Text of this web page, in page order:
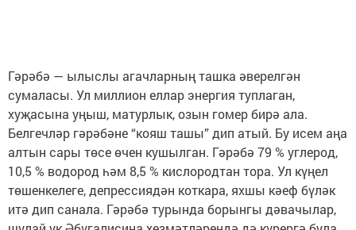
Гәрәбә — ылыслы агачларның ташка әверелгән
сумаласы. Ул миллион еллар энергия туплаган,
хуҗасына уңыш, матурлык, озын гомер бирә ала.
Белгечләр гәрәбәне “кояш ташы” дип атый. Бу исем аңа
алтын сары төсе өчен кушылган. Гәрәбә 79 % углерод,
10,5 % водород һәм 8,5 % кислородтан тора. Ул күңел
төшенкелеге, депрессиядән коткара, яхшы кәеф бүләк
итә дип санала. Гәрәбә турында борынгы дәвачылар,